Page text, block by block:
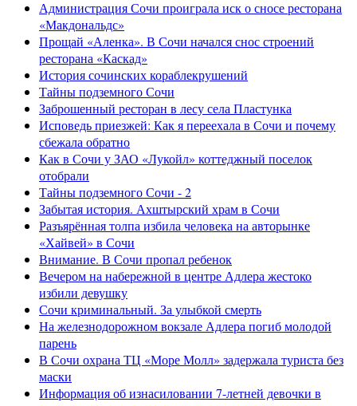
Администрация Сочи проиграла иск о сносе ресторана
«Макдональдс»
Прощай «Аленка». В Сочи начался снос строений
ресторана «Каскад»
История сочинских кораблекрушений
Тайны подземного Сочи
Заброшенный ресторан в лесу села Пластунка
Исповедь приезжей: Как я переехала в Сочи и почему
сбежала обратно
Как в Сочи у ЗАО «Лукойл» коттеджный поселок
отобрали
Тайны подземного Сочи - 2
Забытая история. Ахштырский храм в Сочи
Разъярённая толпа избила человека на авторынке
«Хайвей» в Сочи
Внимание. В Сочи пропал ребенок
Вечером на набережной в центре Адлера жестоко
избили девушку
Сочи криминальный. За улыбкой смерть
На железнодорожном вокзале Адлера погиб молодой
парень
В Сочи охрана ТЦ «Море Молл» задержала туриста без
маски
Информация об изнасиловании 7-летней девочки в